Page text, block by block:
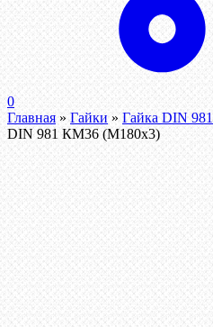
0
Главная » Гайки » Гайка DIN 981
DIN 981 КМ36 (М180х3)